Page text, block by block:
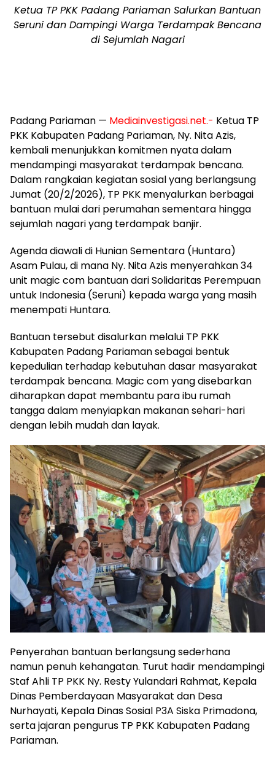
Ketua TP PKK Padang Pariaman Salurkan Bantuan
Seruni dan Dampingi Warga Terdampak Bencana
di Sejumlah Nagari
Padang Pariaman — Mediainvestigasi.net.- Ketua TP
PKK Kabupaten Padang Pariaman, Ny. Nita Azis,
kembali menunjukkan komitmen nyata dalam
mendampingi masyarakat terdampak bencana.
Dalam rangkaian kegiatan sosial yang berlangsung
Jumat (20/2/2026), TP PKK menyalurkan berbagai
bantuan mulai dari perumahan sementara hingga
sejumlah nagari yang terdampak banjir.
Agenda diawali di Hunian Sementara (Huntara)
Asam Pulau, di mana Ny. Nita Azis menyerahkan 34
unit magic com bantuan dari Solidaritas Perempuan
untuk Indonesia (Seruni) kepada warga yang masih
menempati Huntara.
Bantuan tersebut disalurkan melalui TP PKK
Kabupaten Padang Pariaman sebagai bentuk
kepedulian terhadap kebutuhan dasar masyarakat
terdampak bencana. Magic com yang disebarkan
diharapkan dapat membantu para ibu rumah
tangga dalam menyiapkan makanan sehari-hari
dengan lebih mudah dan layak.
Penyerahan bantuan berlangsung sederhana
namun penuh kehangatan. Turut hadir mendampingi
Staf Ahli TP PKK Ny. Resty Yulandari Rahmat, Kepala
Dinas Pemberdayaan Masyarakat dan Desa
Nurhayati, Kepala Dinas Sosial P3A Siska Primadona,
serta jajaran pengurus TP PKK Kabupaten Padang
Pariaman.